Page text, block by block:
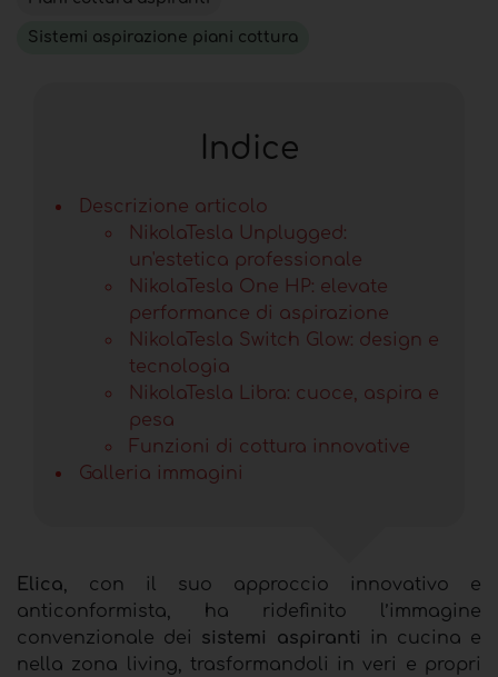
Sistemi aspirazione piani cottura
Indice
Descrizione articolo
NikolaTesla Unplugged:
un'estetica professionale
NikolaTesla One HP: elevate
performance di aspirazione
NikolaTesla Switch Glow: design e
tecnologia
NikolaTesla Libra: cuoce, aspira e
pesa
Funzioni di cottura innovative
Galleria immagini
Elica, con il suo approccio innovativo e
anticonformista, ha ridefinito l’immagine
convenzionale dei sistemi aspiranti in cucina e
nella zona living, trasformandoli in veri e propri